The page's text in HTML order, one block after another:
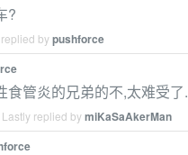
?
bypushforce
食管炎的兄弟的不,太难受了.
replied bymiKaSaAkerMan